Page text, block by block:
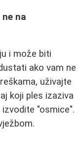
na
i može biti
ako vam ne
uživajte
koji ples izaziva
"osmice".